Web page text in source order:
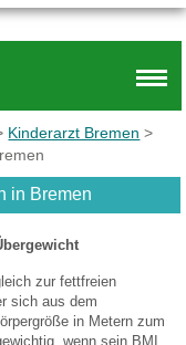
Kinderarzt Bremen >
in Bremen
zur fettfreien
sich aus dem
in Metern zum
wenn sein BMI